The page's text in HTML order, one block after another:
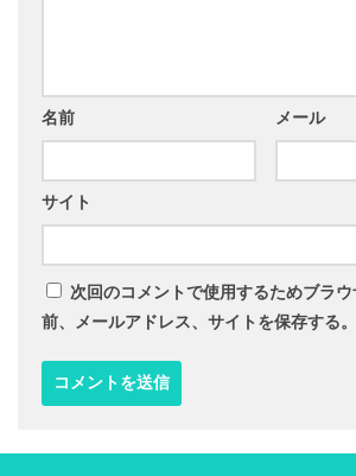
名前 メール
サイト
次回のコメントで使用するためブラ
前、メールアドレス、サイトを保存する。